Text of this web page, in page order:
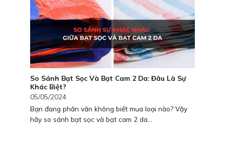
So Sánh Bạt Sọc Và Bạt Cam 2 Da: Đâu Là Sự
Khác Biệt?
05/05/2024
Bạn đang phân vân không biết mua loại nào? Vậy
hãy so sánh bạt sọc và bạt cam 2 da...